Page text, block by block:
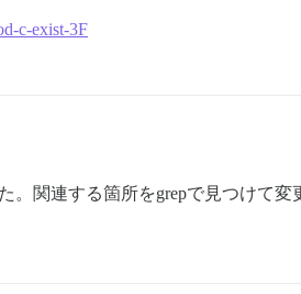
c-exist-3F
。関連する箇所をgrepで見つけて